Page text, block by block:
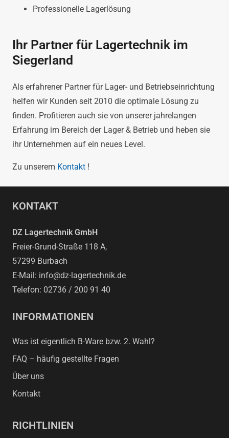
Professionelle Lagerlösung
Ihr Partner für Lagertechnik im
Siegerland
Als erfahrener Partner für Lager- und Betriebseinrichtung
helfen wir Kunden seit 2010 die optimale Lösung zu
finden. Profitieren auch sie von unserer jahrelangen
Erfahrung im Bereich der Lager & Betrieb und heben sie
ihr Unternehmen auf ein neues Level.
Zu unserem Kontakt !
KONTAKT
DZ Lagertechnik GmbH
Freier-Grund-Straße 118 A,
57299 Burbach
E-Mail: info@dz-lagertechnik.de
Telefon: 02736 / 200 91 40
INFORMATIONEN
Was ist eigentlich B-Ware bzw. 2. Wahl?
FAQ – häufig gestellte Fragen
Über uns
Kontakt
RICHTLINIEN